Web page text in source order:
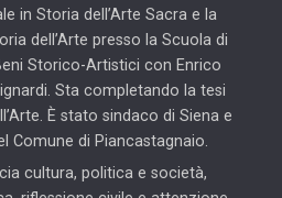
in Storia dell’Arte Sacra e la
dell’Arte presso la Scuola di
Storico-Artistici con Enrico
Sta completando la tesi
È stato sindaco di Siena e
Comune di Piancastagnaio.
cultura, politica e società,